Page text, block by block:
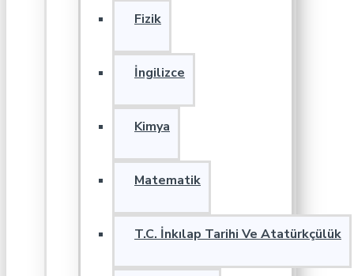
Fizik
İngilizce
Kimya
Matematik
T.C. İnkılap Tarihi Ve Atatürkçülük